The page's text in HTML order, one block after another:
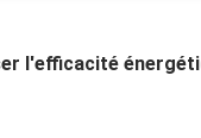
l'efficacité